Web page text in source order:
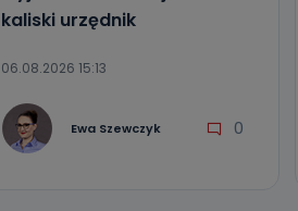
kaliski urzędnik
06.08.2026 15:13
Ewa Szewczyk 0